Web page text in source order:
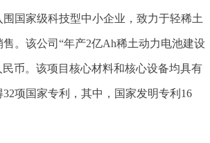
国家级科技型中小企业，致力于轻稀土
。该公司“年产2亿Ah稀土动力电池建设
币。该项目核心材料和核心设备均具有
项国家专利，其中，国家发明专利16